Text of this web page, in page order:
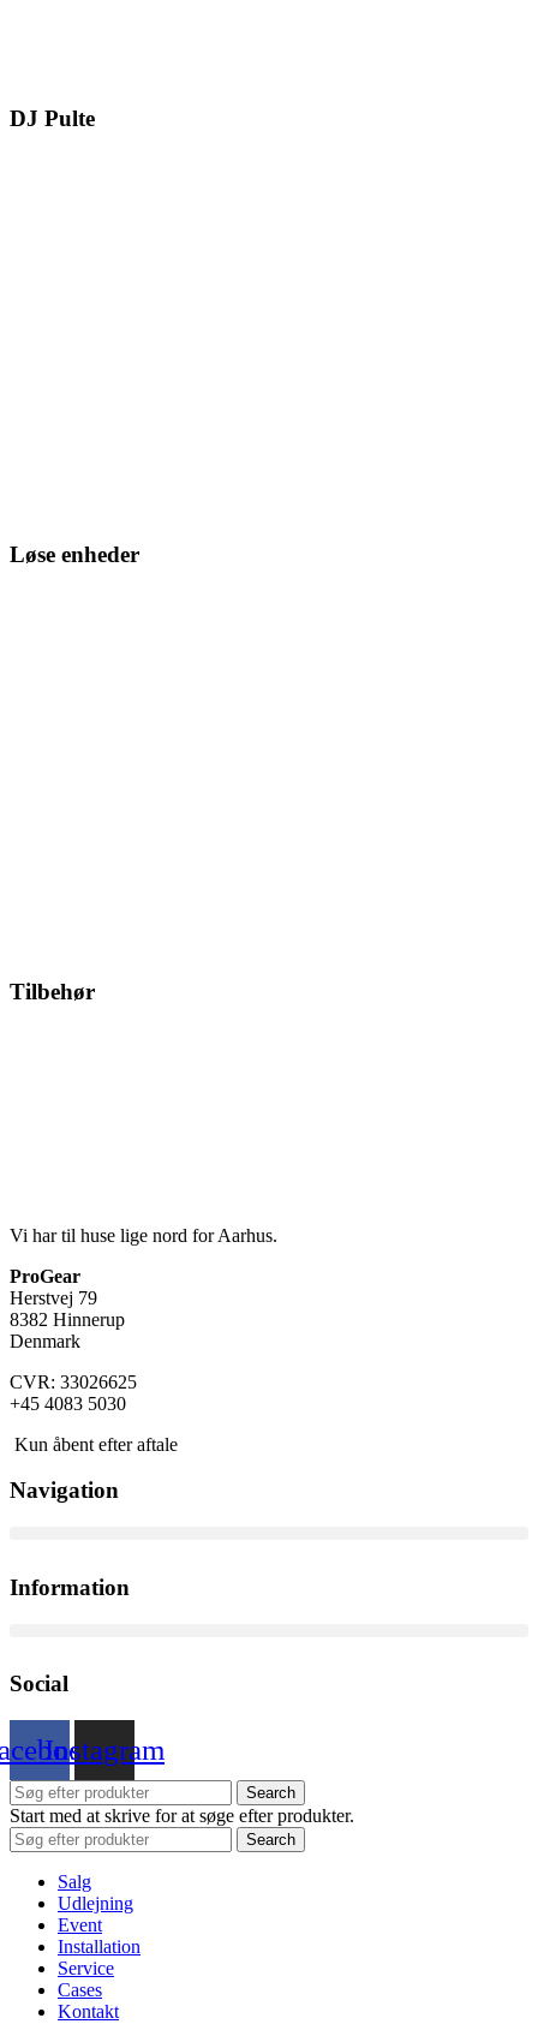
DJ Pulte
Løse enheder
Tilbehør
Vi har til huse lige nord for Aarhus.
ProGear
Herstvej 79
8382 Hinnerup
Denmark
CVR: 33026625
+45 4083 5030
Kun åbent efter aftale
Navigation
Information
Social
Instagram
Search
Start med at skrive for at søge efter produkter.
Search
Salg
Udlejning
Event
Installation
Service
Cases
Kontakt